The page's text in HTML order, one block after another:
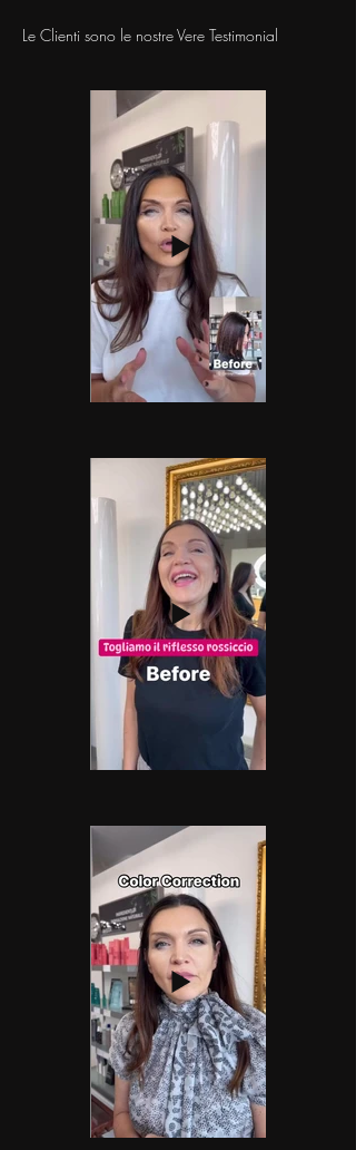
Le Clienti sono le nostre Vere Testimonial